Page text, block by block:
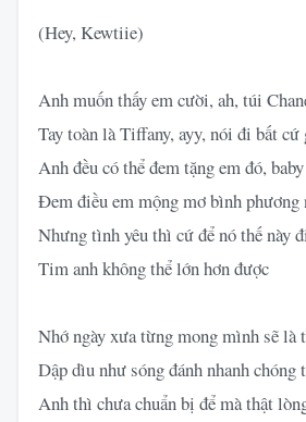
(Hey, Kewtiie)
Anh muốn thấy em cười, ah, túi
Tay toàn là Tiffany, ayy, nói đi bất cứ
Anh đều có thể đem tặng em đó, baby
Đem điều em mộng mơ bình phương
Nhưng tình yêu thì cứ để nó thế này
Tim anh không thể lớn hơn được
Nhớ ngày xưa từng mong mình sẽ là
Dập dìu như sóng đánh nhanh chóng
Anh thì chưa chuẩn bị để mà thật